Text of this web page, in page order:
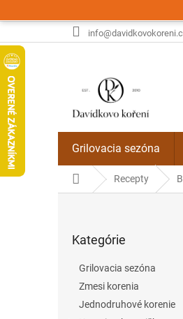
na
Grilovacia sezóna
DomovRecepty
kategórie
Kategórie
Grilovacia sezóna
Zmesi korenia
Jednodruhové korenie